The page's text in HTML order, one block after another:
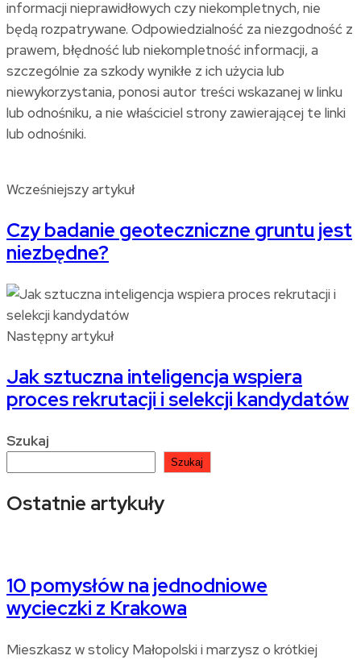
informacji nieprawidłowych czy niekompletnych, nie
będą rozpatrywane. Odpowiedzialność za niezgodność z
prawem, błędność lub niekompletność informacji, a
szczególnie za szkody wynikłe z ich użycia lub
niewykorzystania, ponosi autor treści wskazanej w linku
lub odnośniku, a nie właściciel strony zawierającej te linki
lub odnośniki.
Wcześniejszy artykuł
Czy badanie geoteczniczne gruntu jest
niezbędne?
Następny artykuł
Jak sztuczna inteligencja wspiera
proces rekrutacji i selekcji kandydatów
Szukaj
Szukaj
Ostatnie artykuły
10 pomysłów na jednodniowe
wycieczki z Krakowa
Mieszkasz w stolicy Małopolski i marzysz o krótkiej